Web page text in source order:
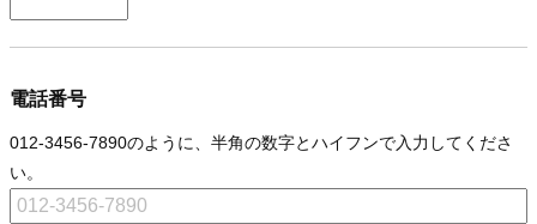
電話番号
012-3456-7890のように、半角の数字とハイフンで入力してくださ
い。